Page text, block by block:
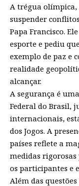
A trégua
suspender
Papa Francisco.
esporte e pediu
exemplo de paz e
realidade
alcançar.
A segurança é
Federal do Brasil,
internacionais,
dos Jogos. A
países reflete a
medidas
os participantes e
Além das